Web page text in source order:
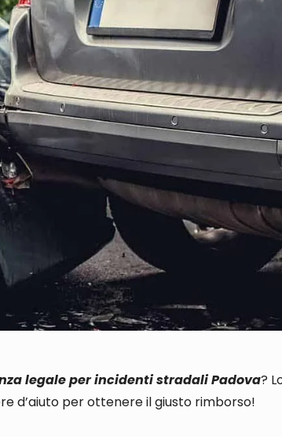
legale per incidenti stradali Padova?
d’aiuto per ottenere il giusto rimborso!